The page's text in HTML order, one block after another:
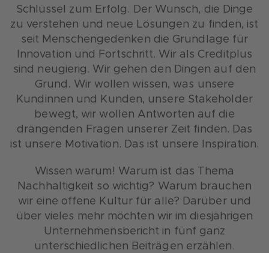
Schlüssel zum Erfolg. Der Wunsch, die Dinge
zu verstehen und neue Lösungen zu finden, ist
seit Menschengedenken die Grundlage für
Innovation und Fortschritt. Wir als Creditplus
sind neugierig. Wir gehen den Dingen auf den
Grund. Wir wollen wissen, was unsere
Kundinnen und Kunden, unsere Stakeholder
bewegt, wir wollen Antworten auf die
drängenden Fragen unserer Zeit finden. Das
ist unsere Motivation. Das ist unsere Inspiration.
Wissen warum! Warum ist das Thema
Nachhaltigkeit so wichtig? Warum brauchen
wir eine offene Kultur für alle? Darüber und
über vieles mehr möchten wir im diesjährigen
Unternehmensbericht in fünf ganz
unterschiedlichen Beiträgen erzählen.